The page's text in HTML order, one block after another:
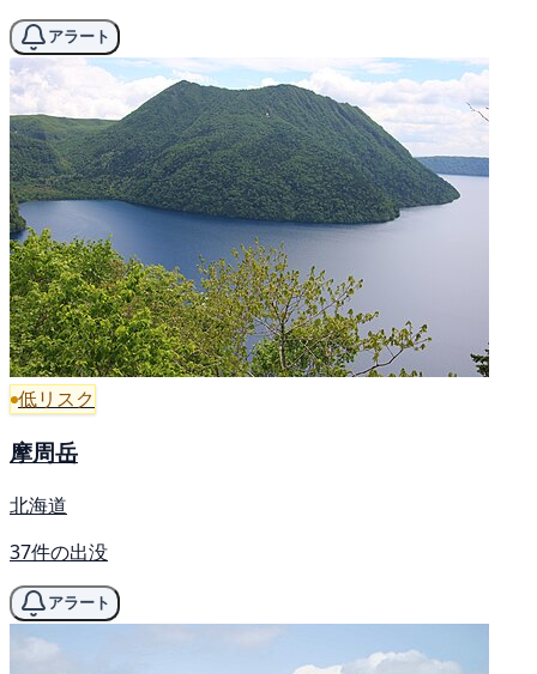
アラート
低リスク
摩周岳
北海道
37件の出没
アラート